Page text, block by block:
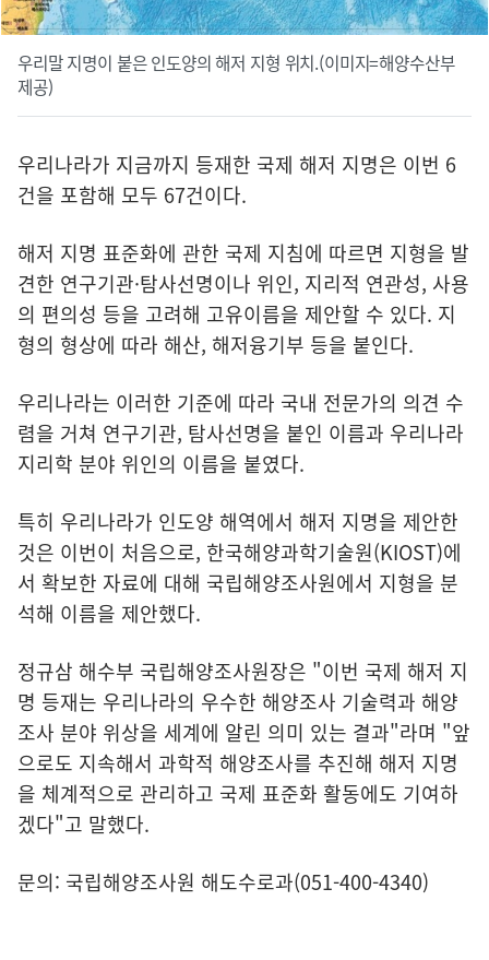
우리말 지명이 붙은 인도양의 해저 지형 위치.(이미지=해양수산부
제공)
우리나라가 지금까지 등재한 국제 해저 지명은 이번 6
건을 포함해 모두 67건이다.
해저 지명 표준화에 관한 국제 지침에 따르면 지형을 발
견한 연구기관·탐사선명이나 위인, 지리적 연관성, 사용
의 편의성 등을 고려해 고유이름을 제안할 수 있다. 지
형의 형상에 따라 해산, 해저융기부 등을 붙인다.
우리나라는 이러한 기준에 따라 국내 전문가의 의견 수
렴을 거쳐 연구기관, 탐사선명을 붙인 이름과 우리나라
지리학 분야 위인의 이름을 붙였다.
특히 우리나라가 인도양 해역에서 해저 지명을 제안한
것은 이번이 처음으로, 한국해양과학기술원(KIOST)에
서 확보한 자료에 대해 국립해양조사원에서 지형을 분
석해 이름을 제안했다.
정규삼 해수부 국립해양조사원장은 "이번 국제 해저 지
명 등재는 우리나라의 우수한 해양조사 기술력과 해양
조사 분야 위상을 세계에 알린 의미 있는 결과"라며 "앞
으로도 지속해서 과학적 해양조사를 추진해 해저 지명
을 체계적으로 관리하고 국제 표준화 활동에도 기여하
겠다"고 말했다.
문의: 국립해양조사원 해도수로과(051-400-4340)